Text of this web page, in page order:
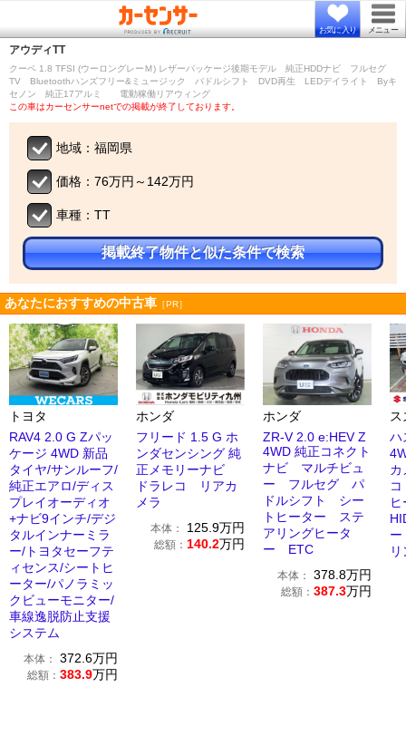
お気に入り メニュー
アウディTT
クーペ 1.8 TFSI (ウーロングレーＭ) レザーパッケージ後期モデル 純正HDDナビ フルセグ
TV Bluetoothハンズフリー&ミュージック パドルシフト DVD再生 LEDデイライト Byキ
セノン 純正17アルミ 電動稼働リアウィング
この車はカーセンサーnetでの掲載が終了しております。
地域：福岡県
価格：76万円～142万円
車種：TT
掲載終了物件と似た条件で検索
あなたにおすすめの中古車 ［PR］
トヨタ
RAV4 2.0 G Zパッ
ケージ 4WD 新品
タイヤ/サンルーフ/
純正エアロ/ディス
プレイオーディオ
+ナビ9インチ/デジ
タルインナーミラ
ー/トヨタセーフテ
ィセンス/シートヒ
ーター/パノラミッ
クビューモニター/
車線逸脱防止支援
システム
本体： 372.6万円
総額： 383.9万円
ホンダ
フリード 1.5 G ホ
ンダセンシング 純
正メモリーナビ
ドラレコ リアカ
メラ
本体： 125.9万円
総額： 140.2万円
ホンダ
ZR-V 2.0 e:HEV Z
4WD 純正コネクト
ナビ マルチビュ
ー フルセグ パ
ドルシフト シー
トヒーター ステ
アリングヒータ
ー ETC
本体： 378.8万円
総額： 387.3万円
ス
ハ